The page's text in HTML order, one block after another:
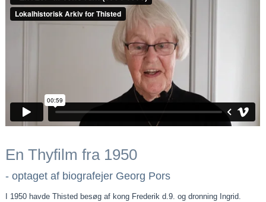
En Thyfilm fra 1950
- optaget af biografejer Georg Pors
I 1950 havde Thisted besøg af kong Frederik d.9. og dronning Ingrid.